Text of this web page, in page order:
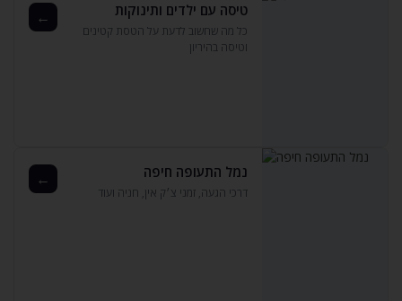
טיסה עם ילדים ותינוקות
כל מה שחשוב לדעת על הטסת קטינים
וטיסה בהיריון
←
נמל התעופה חיפה
דרכי הגעה‚ זמני צ׳ק אין‚ חניה ועוד
←